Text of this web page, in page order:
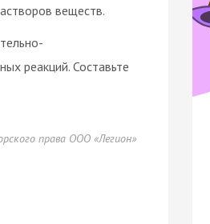
веществ.
реакций. Составьте
права ООО «Легион»